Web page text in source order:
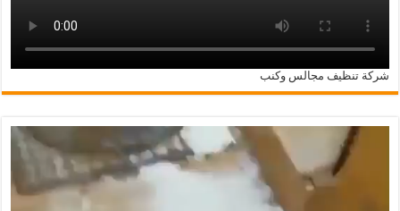
شركة تنظيف مجالس وكنب